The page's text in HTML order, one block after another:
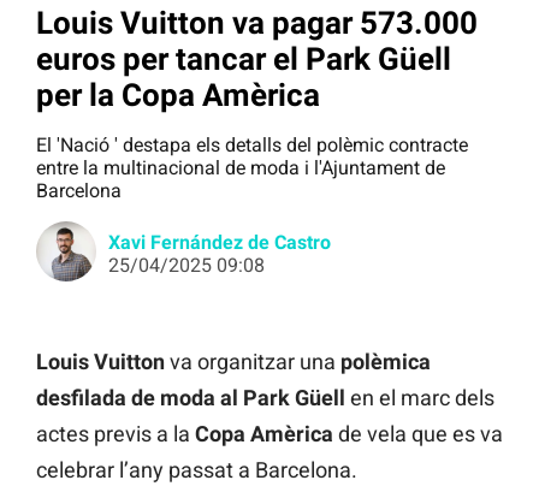
Louis Vuitton va pagar 573.000
euros per tancar el Park Güell
per la Copa Amèrica
El 'Nació ' destapa els detalls del polèmic contracte
entre la multinacional de moda i l'Ajuntament de
Barcelona
Xavi Fernández de Castro
25/04/2025 09:08
Louis Vuittonva organitzar una polèmica
desfilada de moda al Park Güell en el marc dels
actes previs a la Copa Amèrica de vela que es va
celebrar l’any passat a Barcelona.